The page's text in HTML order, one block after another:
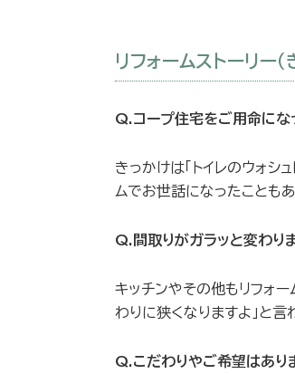
リフォームストーリー
Q.コープ住宅をご用命にな
きっかけは「トイレのウォ
ムでお世話になったことも
Q.間取りがガラッと変わり
キッチンやその他もリフォ
わりに狭くなりますよ」と
Q.こだわりやご希望はあり